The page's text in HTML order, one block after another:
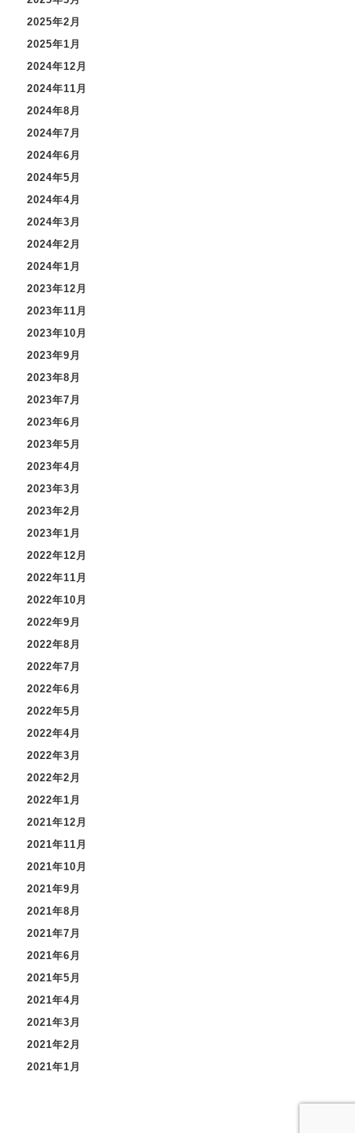
2025年2月
2025年1月
2024年12月
2024年11月
2024年8月
2024年7月
2024年6月
2024年5月
2024年4月
2024年3月
2024年2月
2024年1月
2023年12月
2023年11月
2023年10月
2023年9月
2023年8月
2023年7月
2023年6月
2023年5月
2023年4月
2023年3月
2023年2月
2023年1月
2022年12月
2022年11月
2022年10月
2022年9月
2022年8月
2022年7月
2022年6月
2022年5月
2022年4月
2022年3月
2022年2月
2022年1月
2021年12月
2021年11月
2021年10月
2021年9月
2021年8月
2021年7月
2021年6月
2021年5月
2021年4月
2021年3月
2021年2月
2021年1月